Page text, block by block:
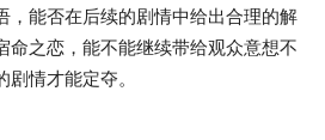
，能否在后续的剧情中给出合理的解
命之恋，能不能继续带给观众意想不
情才能定夺。